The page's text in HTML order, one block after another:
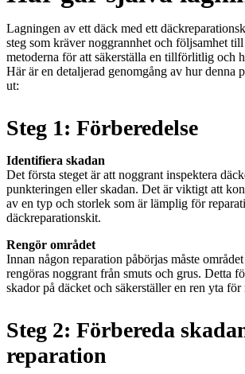
Lagningen av ett däck med ett
steg som kräver noggrannhet och följsamhet
metoderna för att säkerställa en tillförlitlig och
Här är en detaljerad genomgång av hur denna
ut:
Steg 1: Förberedelse
Identifiera skadan
Det första steget är att noggrant inspektera
punkteringen eller skadan. Det är viktigt att
av en typ och storlek som är lämplig för
däckreparationskit.
Rengör området
Innan någon reparation påbörjas måste
rengöras noggrant från smuts och grus. Detta
skador på däcket och säkerställer en ren yta för
Steg 2: Förbereda
reparation